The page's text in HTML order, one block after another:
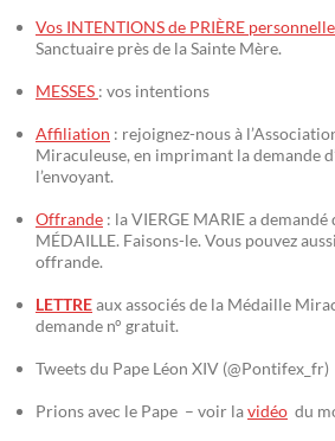
Vos INTENTIONS de PRIÈRE
Sanctuaire près de la Sainte Mère.
MESSES : vos intentions
Affiliation : rejoignez-nous à
Miraculeuse, en imprimant la demande
l’envoyant.
Offrande : la VIERGE MARIE a demandé
MÉDAILLE. Faisons-le. Vous pouvez
offrande.
LETTREaux associés de la Médaille
demande n° gratuit.
Tweets du Pape Léon XIV (@Pontifex_fr)
Prions avec le Pape – voir lavidéo du